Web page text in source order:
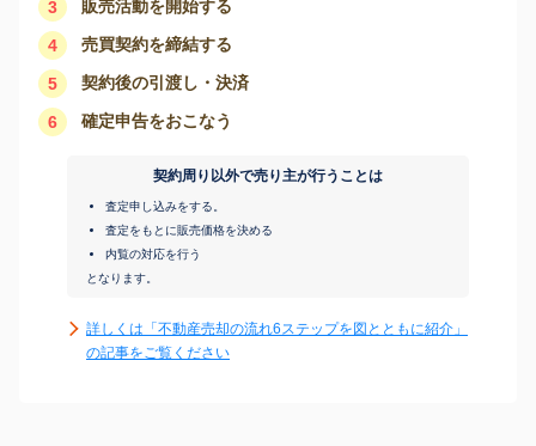
3 販売活動を開始する
4 売買契約を締結する
5 契約後の引渡し・決済
6 確定申告をおこなう
契約周り以外で売り主が行うことは
査定申し込みをする。
査定をもとに販売価格を決める
内覧の対応を行う
となります。
詳しくは「不動産売却の流れ6ステップを図とともに紹介」
の記事をご覧ください